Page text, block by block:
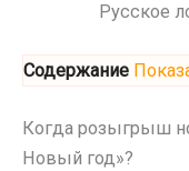
Русское
Содержание
Когда розыгрыш
Новый год»?